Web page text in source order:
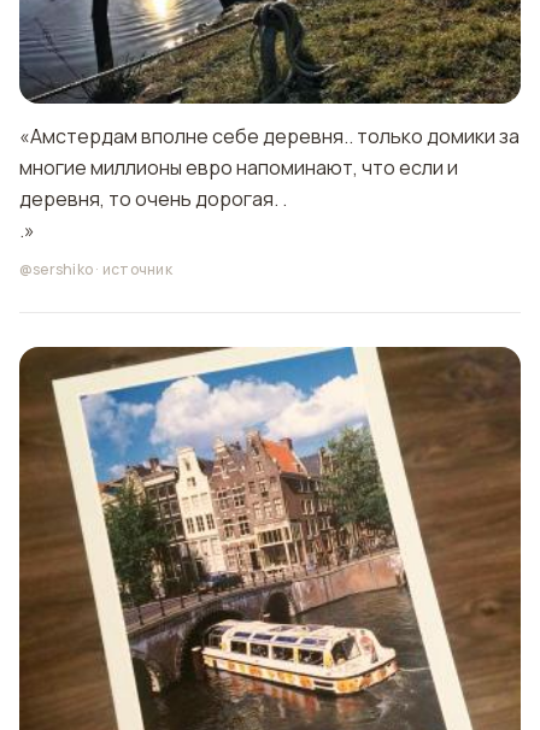
«Амстердам вполне себе деревня.. только домики за
многие миллионы евро напоминают, что если и
деревня, то очень дорогая. .
.»
@sershiko· источник